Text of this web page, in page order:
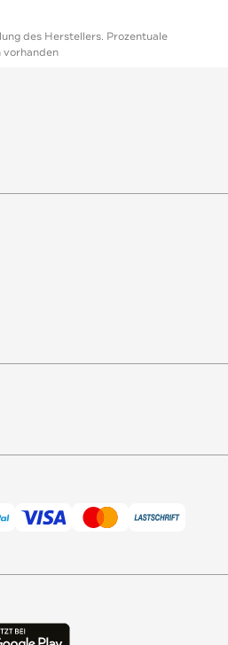
des Herstellers. Prozentuale
vorhanden